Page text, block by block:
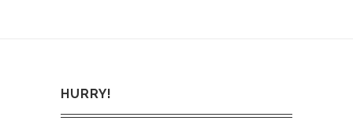
HURRY!